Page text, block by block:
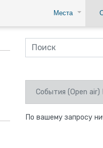
Места
События (Open
По вашему запросу